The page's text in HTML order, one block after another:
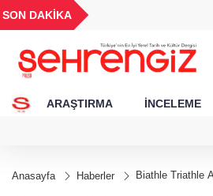
SON DAKİKA
UYU
1,1853
ARAŞTIRMA İNCELEME
Anasayfa Haberler Biathle Triathle